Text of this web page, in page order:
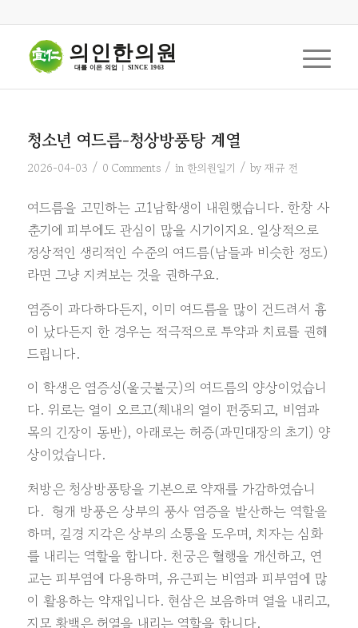
의인한의원
대를 이은 의업  |  SINCE 1963
청소년 여드름-청상방풍탕 계열
2026-04-03 / 0 Comments / in 한의원일기 / by 재규 전
여드름을 고민하는 고1남학생이 내원했습니다. 한창 사
춘기에 피부에도 관심이 많을 시기이지요. 일상적으로
정상적인 생리적인 수준의 여드름(남들과 비슷한 정도)
라면 그냥 지켜보는 것을 권하구요.
염증이 과다하다든지, 이미 여드름을 많이 건드려서 흉
이 났다든지 한 경우는 적극적으로 투약과 치료를 권해
드립니다.
이 학생은 염증성(울긋불긋)의 여드름의 양상이었습니
다. 위로는 열이 오르고(체내의 열이 편중되고, 비염과
목의 긴장이 동반), 아래로는 허증(과민대장의 초기) 양
상이었습니다.
처방은 청상방풍탕을 기본으로 약재를 가감하였습니
다. 형개 방풍은 상부의 풍사 염증을 발산하는 역할을
하며, 길경 지각은 상부의 소통을 도우며, 치자는 심화
를 내리는 역할을 합니다. 천궁은 혈행을 개선하고, 연
교는 피부염에 다용하며, 유근피는 비염과 피부염에 많
이 활용하는 약재입니다. 현삼은 보음하며 열을 내리고,
지모 황백은 허열을 내리는 역할을 합니다.